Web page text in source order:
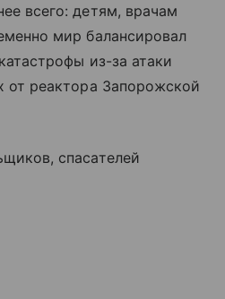
всего: детям, врачам
мир балансировал
из-за атаки
от реактора Запорожской
спасателей